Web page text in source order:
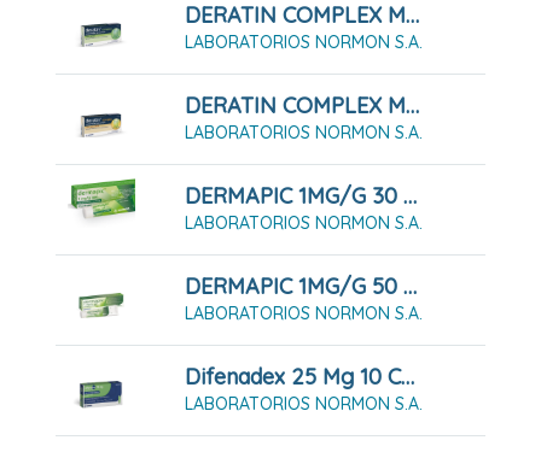
DERATIN COMPLEX MENTA 30 Comprimidos Para Chupar
LABORATORIOS NORMON S.A.
DERATIN COMPLEX MIEL Y LIMÓN 30 Comprimidos Para Chupar
LABORATORIOS NORMON S.A.
DERMAPIC 1MG/G 30 G Gel
LABORATORIOS NORMON S.A.
DERMAPIC 1MG/G 50 G Gel
LABORATORIOS NORMON S.A.
Difenadex 25 Mg 10 Cápsulas Duras
LABORATORIOS NORMON S.A.